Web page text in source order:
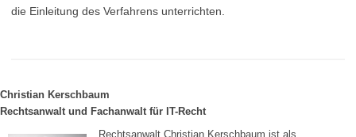
die Einleitung des Verfahrens unterrichten.
Christian Kerschbaum
Rechtsanwalt und Fachanwalt für IT-Recht
Rechtsanwalt Christian Kerschbaum ist als